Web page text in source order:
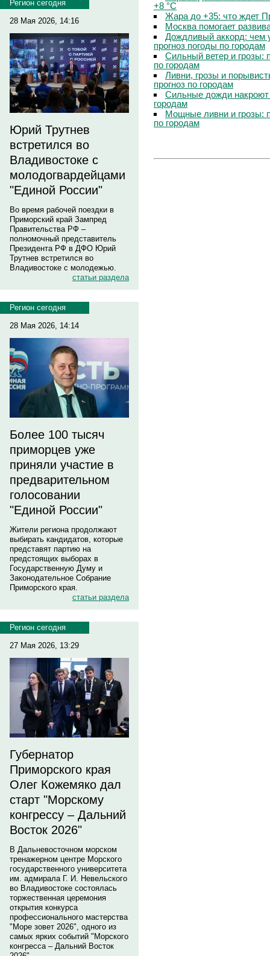
Регион сегодня
28 Мая 2026, 14:16
Юрий Трутнев
встретился во
Владивостоке с
молодогвардейцами
"Единой России"
Во время рабочей поездки в
Приморский край Зампред
Правительства РФ –
полномочный представитель
Президента РФ в ДФО Юрий
Трутнев встретился во
Владивостоке с молодежью.
статьи раздела
Регион сегодня
28 Мая 2026, 14:14
Более 100 тысяч
приморцев уже
приняли участие в
предварительном
голосовании
"Единой России"
Жители региона продолжают
выбирать кандидатов, которые
представят партию на
предстоящих выборах в
Государственную Думу и
Законодательное Собрание
Приморского края.
статьи раздела
Регион сегодня
27 Мая 2026, 13:29
Губернатор
Приморского края
Олег Кожемяко дал
старт "Морскому
конгрессу – Дальний
Восток 2026"
В Дальневосточном морском
тренажерном центре Морского
государственного университета
им. адмирала Г. И. Невельского
во Владивостоке состоялась
торжественная церемония
открытия конкурса
профессионального мастерства
"Море зовет 2026", одного из
самых ярких событий "Морского
конгресса – Дальний Восток
+8 °C
Жара до +35: что ждет
Москва помогает
Дождливый аккорд: чем
прогноз погоды по городам
Сильный ветер и грозы:
по городам
Ливни, грозы и
прогноз по городам
Сильные дожди
городам
Мощные ливни и грозы:
по городам